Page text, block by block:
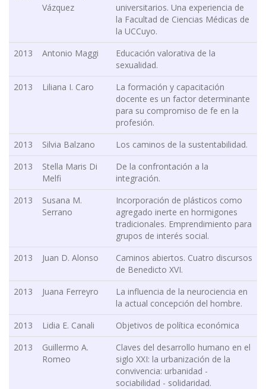
Vázquez
universitarios. Una experiencia de
la Facultad de Ciencias Médicas de
la UCCuyo.
2013
Antonio Maggi
Educación valorativa de la
sexualidad.
2013
Liliana I. Caro
La formación y capacitación
docente es un factor determinante
para su compromiso de fe en la
profesión.
2013
Silvia Balzano
Los caminos de la sustentabilidad.
2013
Stella Maris Di
Melfi
De la confrontación a la
integración.
2013
Susana M.
Serrano
Incorporación de plásticos como
agregado inerte en hormigones
tradicionales. Emprendimiento para
grupos de interés social.
2013
Juan D. Alonso
Caminos abiertos. Cuatro discursos
de Benedicto XVI.
2013
Juana Ferreyro
La influencia de la neurociencia en
la actual concepción del hombre.
2013
Lidia E. Canali
Objetivos de política económica
2013
Guillermo A.
Romeo
Claves del desarrollo humano en el
siglo XXI: la urbanización de la
convivencia: urbanidad -
sociabilidad - solidaridad.